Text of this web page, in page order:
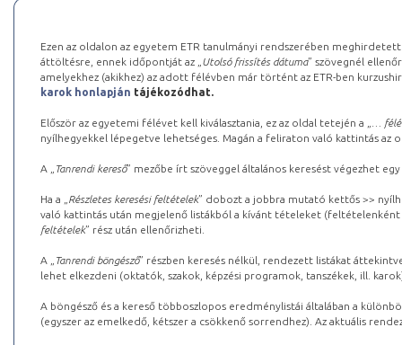
Ezen az oldalon az egyetem ETR tanulmányi rendszerében
áttöltésre, ennek időpontját az „ Utolsó frissítés dátuma” szövegnél
amelyekhez (akikhez) az adott félévben már történt az ETR-ben
karok honlapján tájékozódhat.
Először az egyetemi félévet kell kiválasztania, ez az oldal tetején a „
…
nyílhegyekkel lépegetve lehetséges. Magán a feliraton való kattintás az
A „ Tanrendi kereső” mezőbe írt szöveggel általános keresést végezhet
Ha a „ Részletes keresési feltételek” dobozt a jobbra mutató kettős >>
való kattintás után megjelenő listákból a kívánt tételeket (feltételenként
feltételek” rész után ellenőrizheti.
A „ Tanrendi böngésző” részben keresés nélkül, rendezett listákat
lehet elkezdeni (oktatók, szakok, képzési programok, tanszékek, ill.
A böngésző és a kereső többoszlopos eredménylistái általában a
(egyszer az emelkedő, kétszer a csökkenő sorrendhez). Az aktuális